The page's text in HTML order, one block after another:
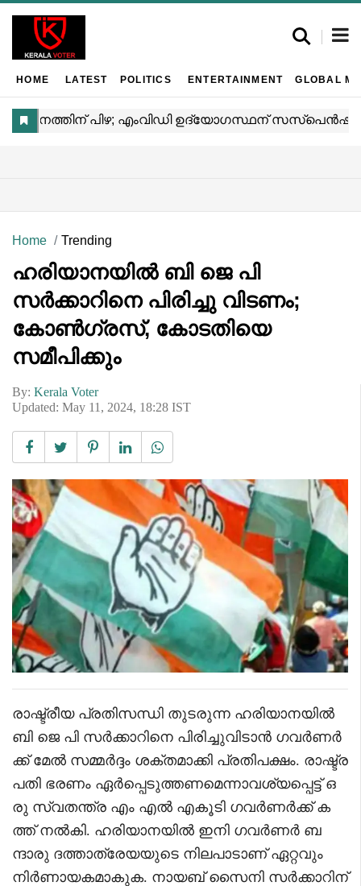
HOME LATEST POLITICS ENTERTAINMENT GLOBAL
Home Trending
ഹരിയാനയിൽ ബി ജെ പി
സർക്കാറിനെ പിരിച്ചു വിടണം;
കോൺഗ്രസ്, കോടതിയെ
സമീപിക്കും
By: Kerala Voter
Updated: May 11, 2024, 18:28 IST
രാഷ്ട്രീയ പ്രതിസന്ധി തുടരുന്ന ഹരിയാനയിൽ
ബി ജെ പി സർക്കാറിനെ പിരിച്ചുവിടാൻ ​ഗവർണർ
ക്ക് മേൽ സമ്മർദ്ദം ശക്തമാക്കി പ്രതിപക്ഷം. ​രാഷ്ട്ര
പതി ഭരണം ഏർപ്പെടുത്തണമെന്നാവശ്യപ്പെട്ട് ഒ
രു സ്വതന്ത്ര എം എൽ എകൂടി ​ഗവർണർക്ക് ക
ത്ത് നൽകി. ഹരിയാനയിൽ ഇനി ​ഗവർണർ ബ
ന്ദാരു ദത്താത്രേയയുടെ നിലപാടാണ് ഏറ്റവും
നിർണായകമാകുക. നായബ് സൈനി സർക്കാറിന്